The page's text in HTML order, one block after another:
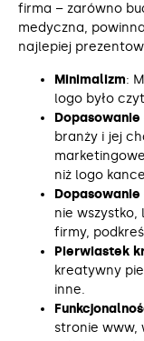
firma – zarówno
medyczna,
najlepiej
Minimalizm:
logo było
branży i jej
niż logo
nie
firmy,
Pierwiastek
kreatywny
inne.
stronie www,